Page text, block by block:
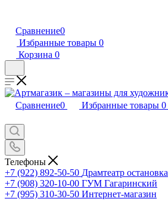
Сравнение0
Избранные товары 0
Корзина 0
Сравнение0 Избранные товары 0
Телефоны
+7 (922) 892-50-50 Драмтеатр остановка
+7 (908) 320-10-00 ГУМ Гагаринский
+7 (995) 310-30-50 Интернет-магазин